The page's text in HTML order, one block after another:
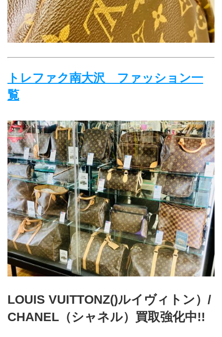
トレファク南大沢　ファッション一
覧
LOUIS VUITTONZ()ルイヴィトン）/
CHANEL（シャネル）買取強化中!!